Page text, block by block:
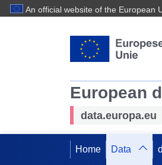
An official website of the European
European
data.europa.eu
Home Data